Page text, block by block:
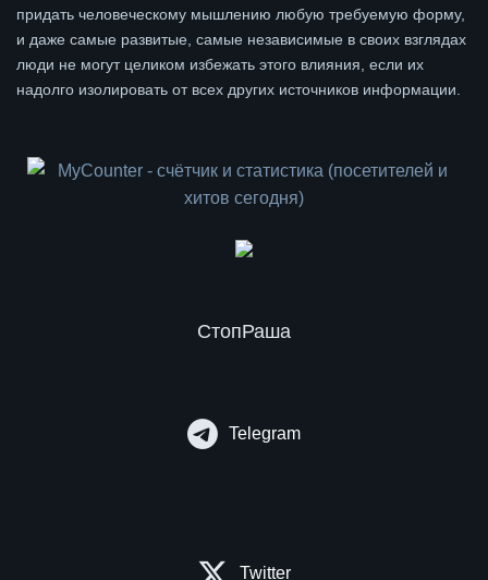
придать человеческому мышлению любую требуемую форму,
и даже самые развитые, самые независимые в своих взглядах
люди не могут целиком избежать этого влияния, если их
надолго изолировать от всех других источников информации.
СтопРаша
Telegram
Twitter